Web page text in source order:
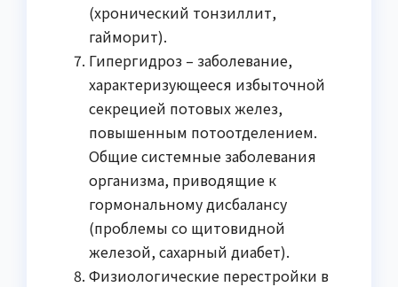
(хронический тонзиллит,
гайморит).
Гипергидроз – заболевание,
характеризующееся избыточной
секрецией потовых желез,
повышенным потоотделением.
Общие системные заболевания
организма, приводящие к
гормональному дисбалансу
(проблемы со щитовидной
железой, сахарный диабет).
Физиологические перестройки в